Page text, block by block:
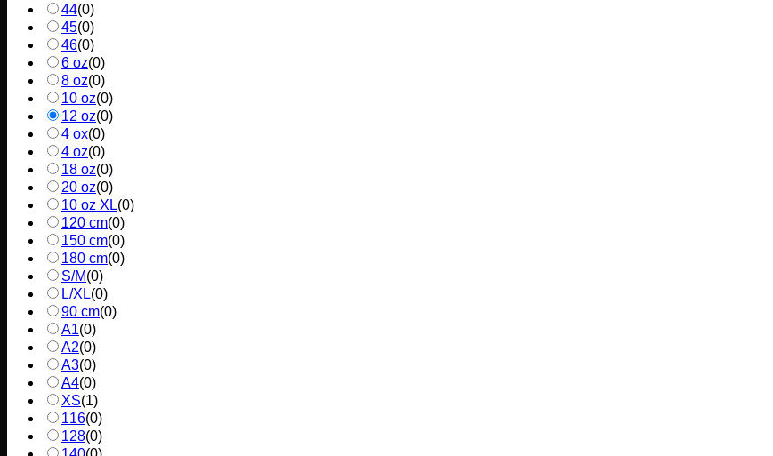
44(0)
45(0)
46(0)
6 oz(0)
8 oz(0)
10 oz(0)
12 oz(0)
4 ox(0)
4 oz(0)
18 oz(0)
20 oz(0)
10 oz XL(0)
120 cm(0)
150 cm(0)
180 cm(0)
S/M(0)
L/XL(0)
90 cm(0)
A1(0)
A2(0)
A3(0)
A4(0)
XS(1)
116(0)
128(0)